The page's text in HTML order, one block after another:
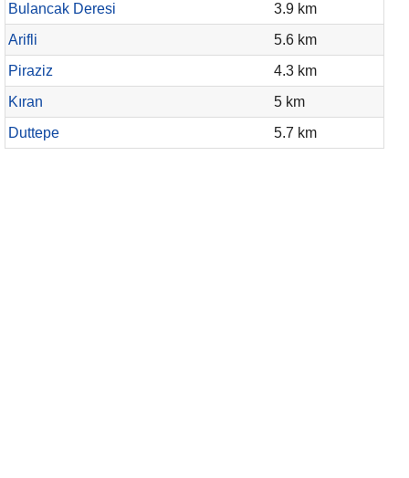
Bulancak Deresi
3.9 km
Arifli
5.6 km
Piraziz
4.3 km
Kıran
5 km
Duttepe
5.7 km